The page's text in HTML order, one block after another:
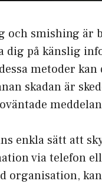
och smishing är
dig på känslig
metoder
skadan är
enkla sätt att
via telefon
organisation,